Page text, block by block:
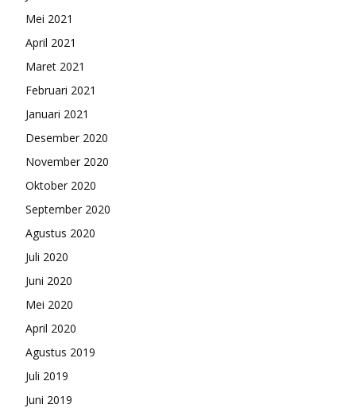
Mei 2021
April 2021
Maret 2021
Februari 2021
Januari 2021
Desember 2020
November 2020
Oktober 2020
September 2020
Agustus 2020
Juli 2020
Juni 2020
Mei 2020
April 2020
Agustus 2019
Juli 2019
Juni 2019